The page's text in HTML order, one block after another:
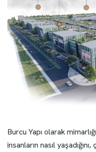
Burcu Yapı olarak
insanların nasıl